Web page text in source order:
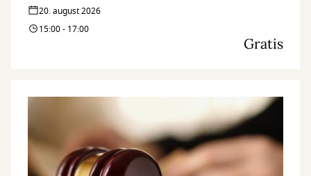
20. august 2026
15:00 - 17:00
Gratis